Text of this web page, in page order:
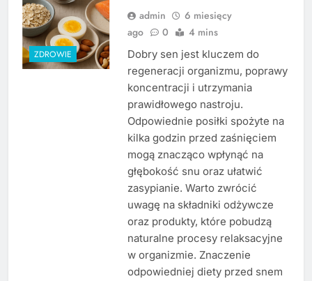
ZDROWIE
admin
6 miesięcy
ago
0 4 mins
Dobry sen jest kluczem do
regeneracji organizmu, poprawy
koncentracji i utrzymania
prawidłowego nastroju.
Odpowiednie posiłki spożyte na
kilka godzin przed zaśnięciem
mogą znacząco wpłynąć na
głębokość snu oraz ułatwić
zasypianie. Warto zwrócić
uwagę na składniki odżywcze
oraz produkty, które pobudzą
naturalne procesy relaksacyjne
w organizmie. Znaczenie
odpowiedniej diety przed snem